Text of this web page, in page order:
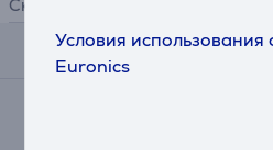
Условия
Euronics
Скорость